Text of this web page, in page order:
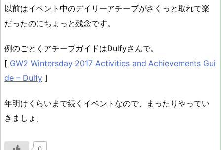
以前はイベント中のデイリーアチーブがさくっと取れて楽
だったのにちょっと残念です。
例のごとくアチーブガイドはDulfyさんで。
[ GW2 Wintersday 2017 Activities and Achievements Gui
de – Dulfy ]
年明けくらいまで続くイベントなので、まったりやってい
きましょ。